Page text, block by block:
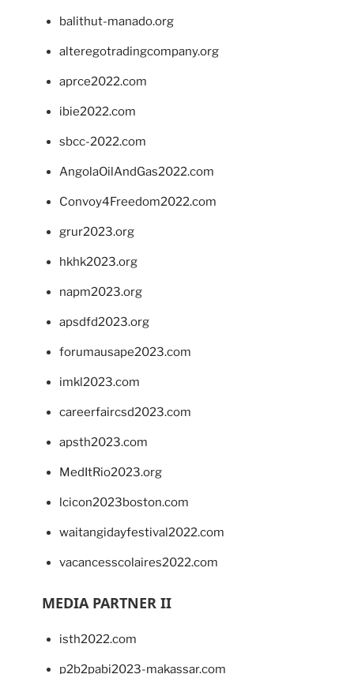
balithut-manado.org
alteregotradingcompany.org
aprce2022.com
ibie2022.com
sbcc-2022.com
AngolaOilAndGas2022.com
Convoy4Freedom2022.com
grur2023.org
hkhk2023.org
napm2023.org
apsdfd2023.org
forumausape2023.com
imkl2023.com
careerfaircsd2023.com
apsth2023.com
MedItRio2023.org
lcicon2023boston.com
waitangidayfestival2022.com
vacancesscolaires2022.com
MEDIA PARTNER II
isth2022.com
p2b2pabi2023-makassar.com